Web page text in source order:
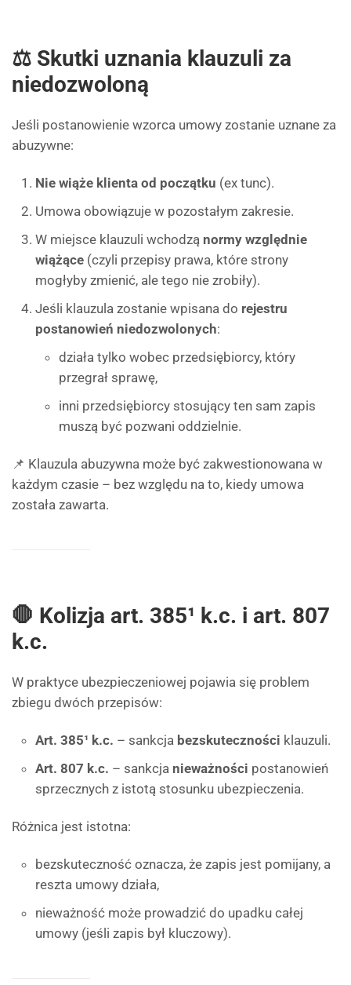
⚖ Skutki uznania klauzuli za
niedozwoloną
Jeśli postanowienie wzorca umowy zostanie uznane za
abuzywne:
Nie wiąże klienta od początku (ex tunc).
Umowa obowiązuje w pozostałym zakresie.
W miejsce klauzuli wchodzą normy względnie
wiążące (czyli przepisy prawa, które strony
mogłyby zmienić, ale tego nie zrobiły).
Jeśli klauzula zostanie wpisana do rejestru
postanowień niedozwolonych:
działa tylko wobec przedsiębiorcy, który
przegrał sprawę,
inni przedsiębiorcy stosujący ten sam zapis
muszą być pozwani oddzielnie.
📌 Klauzula abuzywna może być zakwestionowana w
każdym czasie – bez względu na to, kiedy umowa
została zawarta.
🛑 Kolizja art. 385¹ k.c. i art. 807
k.c.
W praktyce ubezpieczeniowej pojawia się problem
zbiegu dwóch przepisów:
Art. 385¹ k.c. – sankcja bezskuteczności klauzuli.
Art. 807 k.c. – sankcja nieważności postanowień
sprzecznych z istotą stosunku ubezpieczenia.
Różnica jest istotna:
bezskuteczność oznacza, że zapis jest pomijany, a
reszta umowy działa,
nieważność może prowadzić do upadku całej
umowy (jeśli zapis był kluczowy).